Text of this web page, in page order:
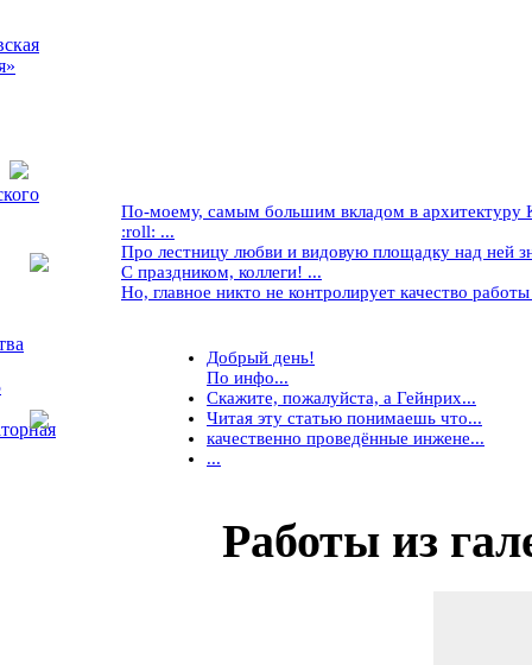
По-моему, самым большим вкладом в архитектуру
:roll: ...
Про лестницу любви и видовую площадку над ней
С праздником, коллеги! ...
Но, главное никто не контролирует качество
Добрый день!
По инфо...
Скажите, пожалуйста, а Гейнрих...
Читая эту статью понимаешь что...
качественно проведённые инжене...
...
Работыиз